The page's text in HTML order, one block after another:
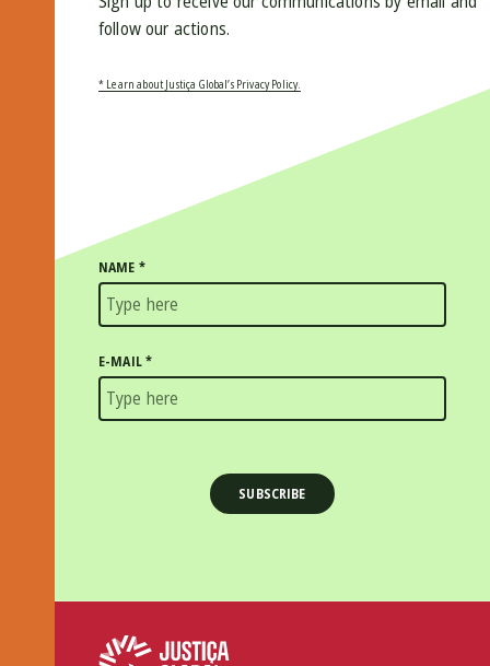
follow our actions.
* Learn about Justiça Global’s Privacy Policy.
NAME *
E-MAIL*